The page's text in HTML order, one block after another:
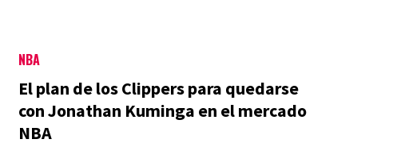
NBA
El plan de los Clippers para quedarse
con Jonathan Kuminga en el mercado
NBA